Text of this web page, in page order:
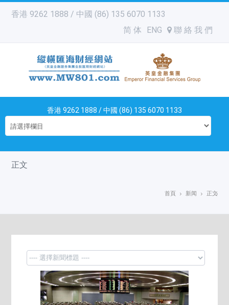
香港 9262 1888 / 中國 (86) 135 6070 1133
简 体
ENG 聯 絡 我 們
香港 9262 1888 / 中國 (86) 135 6070 1133
正文
首頁 新闻 正文